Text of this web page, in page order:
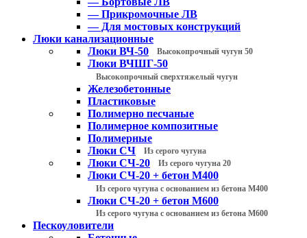
— Прикромочные ЛВ
— Для мостовых конструкций
Люки канализационные
Люки ВЧ-50
Высокопрочный чугун 50
Люки ВЧШГ-50
Высокопрочный сверхтяжелый чугун
Железобетонные
Пластиковые
Полимерно песчаные
Полимерное композитные
Полимерные
Люки СЧ
Из серого чугуна
Люки СЧ-20 Из серого чугуна 20
Люки СЧ-20 + бетон М400
Из серого чугуна с основанием из бетона М400
Люки СЧ-20 + бетон М600
Из серого чугуна с основанием из бетона М600
Пескоуловители